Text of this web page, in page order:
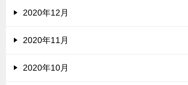
2020年12月
2020年11月
2020年10月